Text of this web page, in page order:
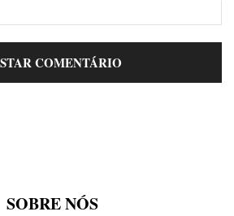
SOBRE NÓS